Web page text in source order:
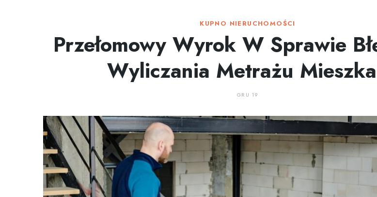
KUPNO NIERUCHOMOŚCI
Przełomowy Wyrok W Sprawie
Wyliczania Metrażu
GRU 19